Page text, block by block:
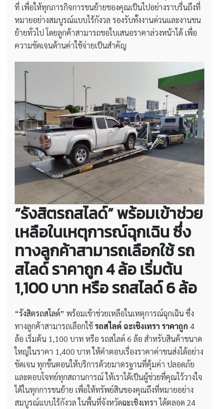
ที่ เพื่อให้ทุกภารกิจการขนย้ายของคุณเป็นไปอย่างราบรื่นถึงที่
หมายอย่างสมบูรณ์แบบไร้กังวล รองรับทั้งงานด่วนและงานขน
ย้ายทั่วไป โดยลูกค้าสามารถขอใบเสนอราคาล่วงหน้าได้ เพื่อ
ความชัดเจนด้านค่าใช้จ่ายเป็นสำคัญ
“รังสิตรถสไลด์” พร้อมเข้าช่วย
เหลือในเหตุการณ์ฉุกเฉิน ซึ่ง
ทางลูกค้าสามารถเลือกใช้ รถ
สไลด์ ราคาถูก 4 ล้อ เริ่มต้น
1,100 บาท หรือ รถสไลด์ 6 ล้อ
“รังสิตรถสไลด์” พร้อมเข้าช่วยเหลือในเหตุการณ์ฉุกเฉิน ซึ่ง
ทางลูกค้าสามารถเลือกใช้รถสไลด์ ฉะเชิงเทรา ราคาถูก 4
ล้อ เริ่มต้น 1,100 บาท หรือ รถสไลด์ 6 ล้อ สำหรับสินค้าขนาด
ใหญ่ในราคา 1,400 บาท ให้คำตอบเรื่องราคาค่าขนส่งได้อย่าง
ชัดเจน ทุกขั้นตอนให้บริการด้วยมาตรฐานที่คุ้มค่า ปลอดภัย
และตอบโจทย์ทุกสถานการณ์ ให้เราได้เป็นผู้ช่วยที่คุณไว้วางใจ
ได้ในทุกการขนย้าย เพื่อให้ทรัพย์สินของคุณถึงที่หมายอย่าง
สมบูรณ์แบบไร้กังวล ในพื้นที่จังหวัดฉะเชิงเทราได้ตลอด 24